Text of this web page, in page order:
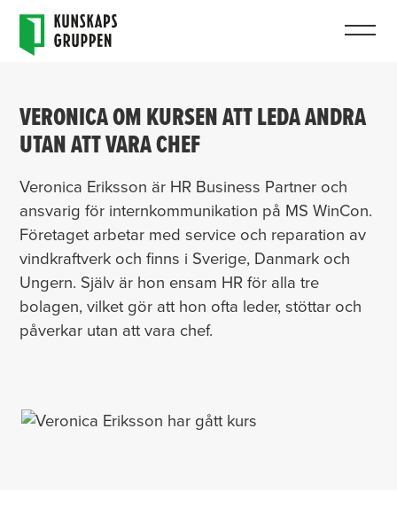
VERONICA OM KURSEN ATT LEDA ANDRA
UTAN ATT VARA CHEF
Veronica Eriksson är HR Business Partner och
ansvarig för internkommunikation på MS WinCon.
Företaget arbetar med service och reparation av
vindkraftverk och finns i Sverige, Danmark och
Ungern. Själv är hon ensam HR för alla tre
bolagen, vilket gör att hon ofta leder, stöttar och
påverkar utan att vara chef.